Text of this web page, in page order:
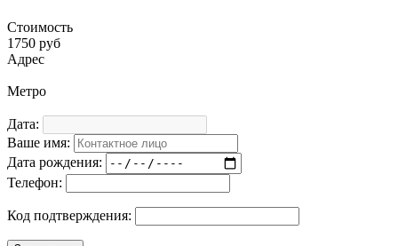
Стоимость
1750 руб
Адрес
Метро
Дата:
Ваше имя:
Дата рождения:
Телефон:
Код подтверждения: